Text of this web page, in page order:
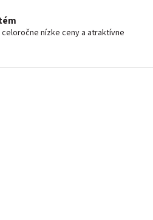
nízke ceny a atraktívne